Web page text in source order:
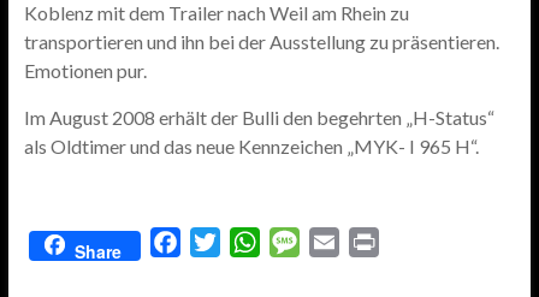
Koblenz mit dem Trailer nach Weil am Rhein zu
transportieren und ihn bei der Ausstellung zu präsentieren.
Emotionen pur.
Im August 2008 erhält der Bulli den begehrten „H-Status“
als Oldtimer und das neue Kennzeichen „MYK- I 965 H“.
Share
W
M